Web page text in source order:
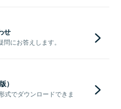
せ
にお答えします。
）
式でダウンロードできま